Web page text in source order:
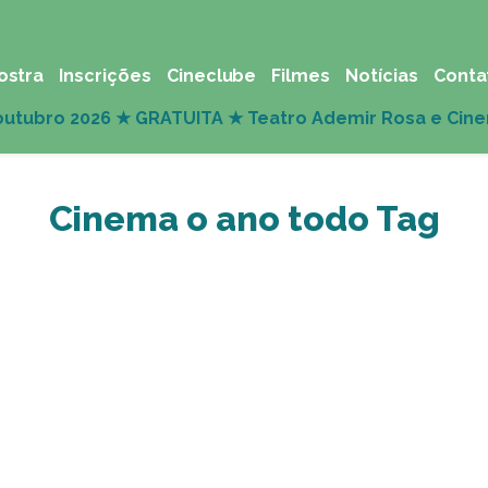
Inscrições Cineclube Filmes Notícias
Cinema o ano todo Tag